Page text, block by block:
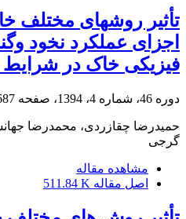
اجزای عملکرد نخود
فیزیکی خاک در شرایط
دوره 46، شماره 4، 1394، صفحه 698
حمیدرضا چقازردی، محمدرضا
گرجی
مشاهده مقاله
اصل مقاله 511.84 K